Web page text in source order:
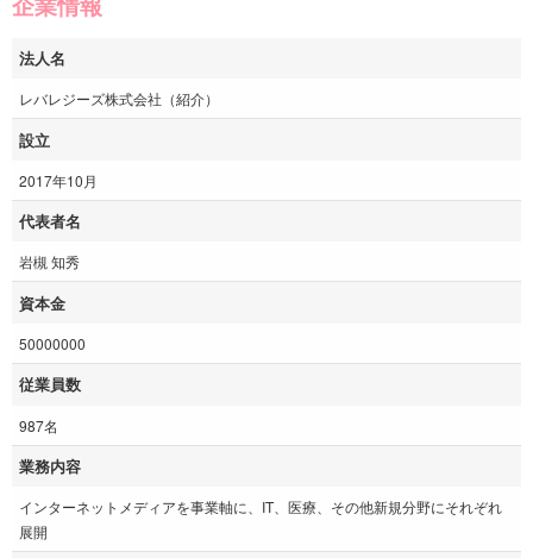
法人名
レバレジーズ株式会社（紹介）
設立
2017年10月
代表者名
岩槻 知秀
資本金
50000000
従業員数
987名
業務内容
インターネットメディアを事業軸に、IT、医療、その他新規分野にそれぞれ
展開